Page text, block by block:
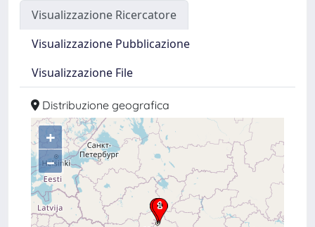
Visualizzazione Ricercatore
Visualizzazione Pubblicazione
Visualizzazione File
Distribuzione geografica
+
–